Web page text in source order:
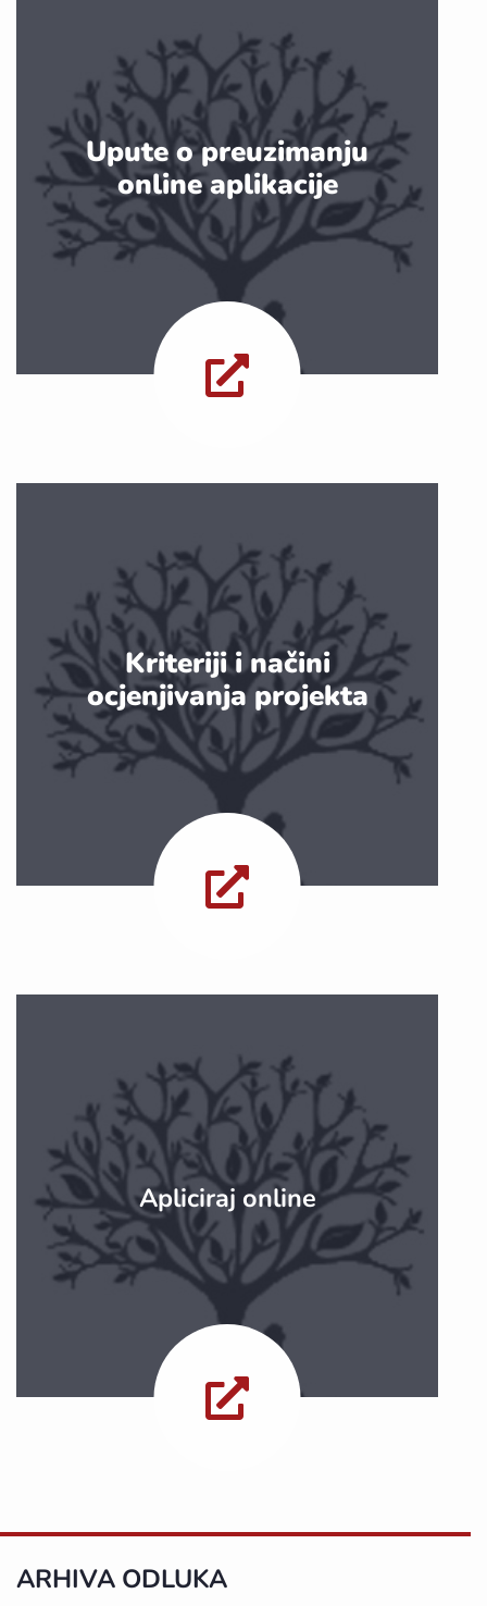
Upute o preuzimanju
online aplikacije
Kriteriji i načini
ocjenjivanja projekta
Apliciraj online
ARHIVA ODLUKA